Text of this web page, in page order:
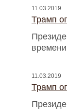
11.03.2019
Трамп
времени
11.03.2019
Трамп